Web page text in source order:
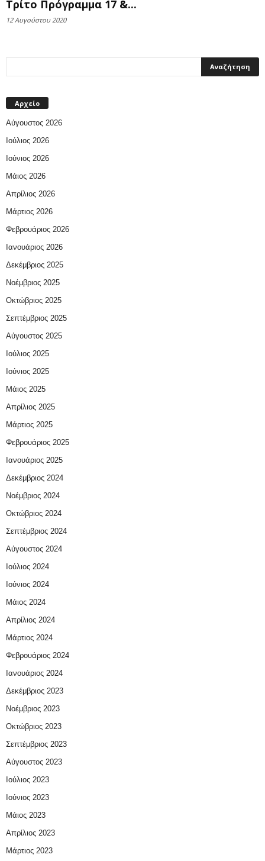
Τρίτο Πρόγραμμα 17 &...
12 Αυγούστου 2020
Αρχείο
Αύγουστος 2026
Ιούλιος 2026
Ιούνιος 2026
Μάιος 2026
Απρίλιος 2026
Μάρτιος 2026
Φεβρουάριος 2026
Ιανουάριος 2026
Δεκέμβριος 2025
Νοέμβριος 2025
Οκτώβριος 2025
Σεπτέμβριος 2025
Αύγουστος 2025
Ιούλιος 2025
Ιούνιος 2025
Μάιος 2025
Απρίλιος 2025
Μάρτιος 2025
Φεβρουάριος 2025
Ιανουάριος 2025
Δεκέμβριος 2024
Νοέμβριος 2024
Οκτώβριος 2024
Σεπτέμβριος 2024
Αύγουστος 2024
Ιούλιος 2024
Ιούνιος 2024
Μάιος 2024
Απρίλιος 2024
Μάρτιος 2024
Φεβρουάριος 2024
Ιανουάριος 2024
Δεκέμβριος 2023
Νοέμβριος 2023
Οκτώβριος 2023
Σεπτέμβριος 2023
Αύγουστος 2023
Ιούλιος 2023
Ιούνιος 2023
Μάιος 2023
Απρίλιος 2023
Μάρτιος 2023